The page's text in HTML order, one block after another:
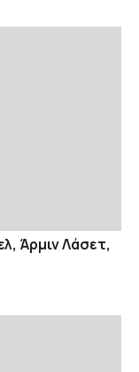
Άρμιν Λάσετ,